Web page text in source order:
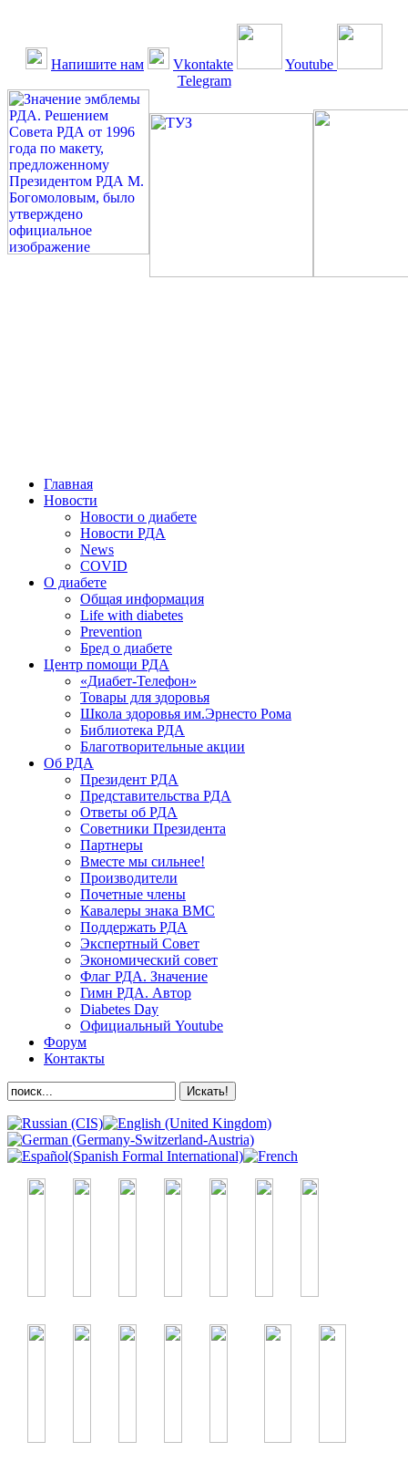
Напишите нам Vkontakte
Youtube
Telegram
Главная
Новости
Новости о диабете
Новости РДА
News
COVID
О диабете
Общая информация
Life with diabetes
Prevention
Бред о диабете
Центр помощи РДА
«Диабет-Телефон»
Товары для здоровья
Школа здоровья им.Эрнесто Рома
Библиотека РДА
Благотворительные акции
Об РДА
Президент РДА
Представительства РДА
Ответы об РДА
Советники Президента
Партнеры
Вместе мы сильнее!
Производители
Почетные члены
Кавалеры знака ВМС
Поддержать РДА
Экспертный Совет
Экономический совет
Флаг РДА. Значение
Гимн РДА. Автор
Diabetes Day
Официальный Youtube
Форум
Контакты